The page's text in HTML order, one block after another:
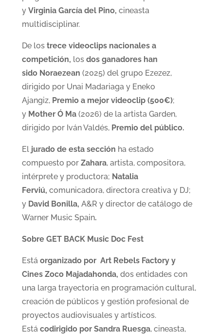
y Virginia García del Pino, cineasta
multidisciplinar.
De los trece videoclips nacionales a
competición, los dos ganadores han
sido Noraezean (2025) del grupo Ezezez,
dirigido por Unai Madariaga y Eneko
Ajangiz, Premio a mejor videoclip (500€);
y Mother Ó Ma (2026) de la artista Garden,
dirigido por Iván Valdés, Premio del público.
El jurado de esta sección ha estado
compuesto por Zahara, artista, compositora,
intérprete y productora; Natalia
Ferviú, comunicadora, directora creativa y DJ;
y David Bonilla, A&R y director de catálogo de
Warner Music Spain.
Sobre GET BACK Music Doc Fest
Está organizado por Art Rebels Factory y
Cines Zoco Majadahonda, dos entidades con
una larga trayectoria en programación cultural,
creación de públicos y gestión profesional de
proyectos audiovisuales y artísticos.
Está codirigido por Sandra Ruesga, cineasta,